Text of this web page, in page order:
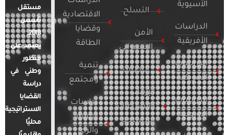
الآسيوية
الدراسات
الأفريقية
الدراسات
الأمريكية
الدراسات
الأوروبية
التسلح
الأمن
السيبراني
التطرف
الإرهاب
والصراعات
المسلحة
الاقتصادية
وقضايا
الطاقة
تنمية
ومجتمع
دراسات
الإعلام
والرأي
مستقل
تأسس
2018.
يعتمد على
منظور
وطني في
دراسة
القضايا
الاستراتيجية
محليًا